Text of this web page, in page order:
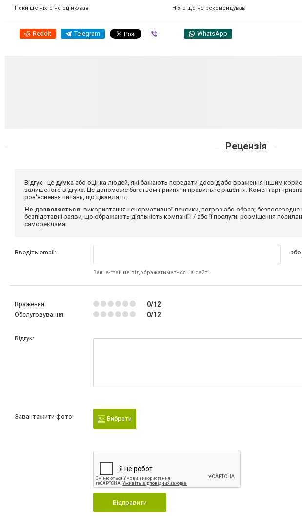
Поки ще ніхто не оцінював Ніхто ще не рекомендував
Reddit Telegram WhatsApp
Рецензія
Відгук - це думка або оцінка людей, які бажають передати досвід або враження іншим
залишеного відгука. Це допоможе багатьом прийняти правильне рішення. Коментарі
роз'яснення питань, що цікавлять.
Не дозволяється: використання ненормативної лексики, погроз або образ;
безпідставні заяви, що ображають діяльність компанії і / або її послуги; розміщення
самореклама.
Введіть email:
Ваш e-mail не відображатиметься на сайті
або
Враження 0/12
Обслуговування 0/12
Відгук:
Завантажити фото: Вибрати
Відправити